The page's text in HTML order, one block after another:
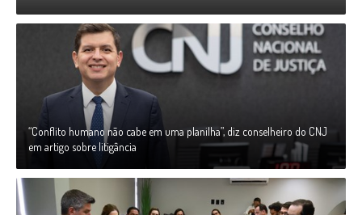
“Conflito humano não cabe em uma planilha”, diz conselheiro do CNJ
em artigo sobre litigância